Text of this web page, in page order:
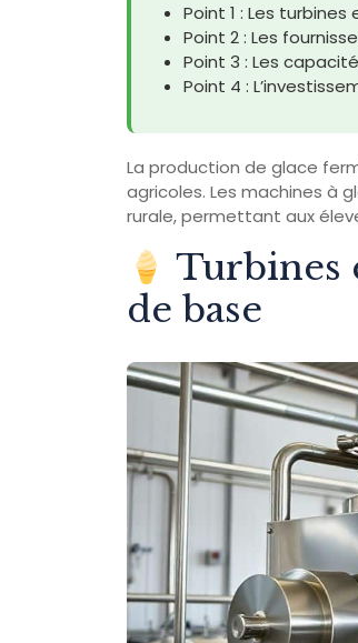
Point 1 : Les
Point 2 : Les
Point 3 : Les
Point 4 :
La production de glace
agricoles. Les machines à
rurale, permettant aux
Turbines
de base